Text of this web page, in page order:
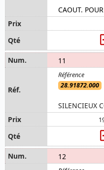
CAOUT.
11
28.91872.000
SILENCIEUX
12